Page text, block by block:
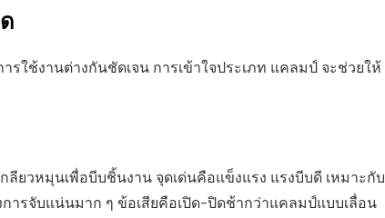
ใช้งานต่างกันชัดเจน การเข้าใจประเภท แคลมป์ จะช่วยให้
ลียวหมุนเพื่อบีบชิ้นงาน จุดเด่นคือแข็งแรง แรงบีบดี เหมาะกับ
การจับแน่นมาก ๆ ข้อเสียคือเปิด-ปิดช้ากว่าแคลมป์แบบเลื่อน